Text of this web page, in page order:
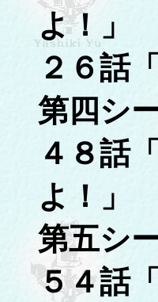
よ！」
２６話
第四シ
４８話
よ！」
第五シ
５４話